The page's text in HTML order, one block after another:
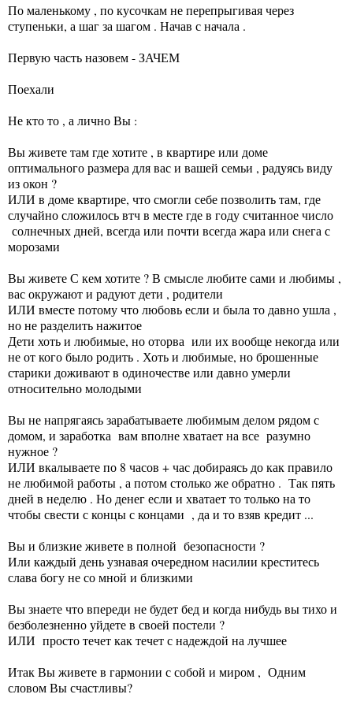
По маленькому , по кусочкам не перепрыгивая через
ступеньки, а шаг за шагом . Начав с начала .
Первую часть назовем - ЗАЧЕМ
Поехали
Не кто то , а лично Вы :
Вы живете там где хотите , в квартире или доме
оптимального размера для вас и вашей семьи , радуясь виду
из окон ?
ИЛИ в доме квартире, что смогли себе позволить там, где
случайно сложилось втч в месте где в году считанное число
солнечных дней, всегда или почти всегда жара или снега с
морозами
Вы живете С кем хотите ? В смысле любите сами и любимы ,
вас окружают и радуют дети , родители
ИЛИ вместе потому что любовь если и была то давно ушла ,
но не разделить нажитое
Дети хоть и любимые, но оторва или их вообще некогда или
не от кого было родить . Хоть и любимые, но брошенные
старики доживают в одиночестве или давно умерли
относительно молодыми
Вы не напрягаясь зарабатываете любимым делом рядом с
домом, и заработка вам вполне хватает на все разумно
нужное ?
ИЛИ вкалываете по 8 часов + час добираясь до как правило
не любимой работы , а потом столько же обратно . Так пять
дней в неделю . Но денег если и хватает то только на то
чтобы свести с концы с концами , да и то взяв кредит ...
Вы и близкие живете в полной безопасности ?
Или каждый день узнавая очередном насилии креститесь
слава богу не со мной и близкими
Вы знаете что впереди не будет бед и когда нибудь вы тихо и
безболезненно уйдете в своей постели ?
ИЛИ просто течет как течет с надеждой на лучшее
Итак Вы живете в гармонии с собой и миром , Одним
словом Вы счастливы?